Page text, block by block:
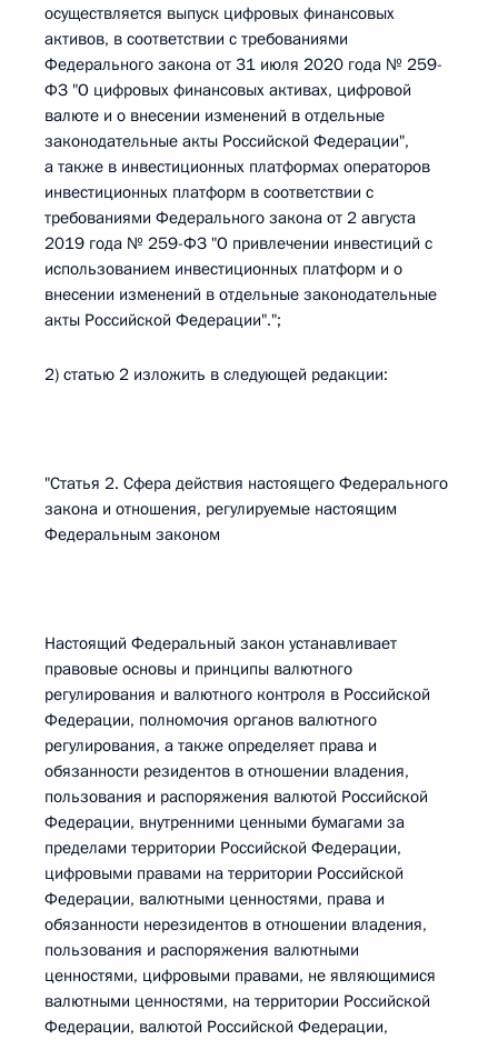
осуществляется выпуск цифровых финансовых
активов, в соответствии с требованиями
Федерального закона от 31 июля 2020 года № 259-
ФЗ "О цифровых финансовых активах, цифровой
валюте и о внесении изменений в отдельные
законодательные акты Российской Федерации",
а также в инвестиционных платформах операторов
инвестиционных платформ в соответствии с
требованиями Федерального закона от 2 августа
2019 года № 259-ФЗ "О привлечении инвестиций с
использованием инвестиционных платформ и о
внесении изменений в отдельные законодательные
акты Российской Федерации".";
2) статью 2 изложить в следующей редакции:
"Статья 2. Сфера действия настоящего Федерального
закона и отношения, регулируемые настоящим
Федеральным законом
Настоящий Федеральный закон устанавливает
правовые основы и принципы валютного
регулирования и валютного контроля в Российской
Федерации, полномочия органов валютного
регулирования, а также определяет права и
обязанности резидентов в отношении владения,
пользования и распоряжения валютой Российской
Федерации, внутренними ценными бумагами за
пределами территории Российской Федерации,
цифровыми правами на территории Российской
Федерации, валютными ценностями, права и
обязанности нерезидентов в отношении владения,
пользования и распоряжения валютными
ценностями, цифровыми правами, не являющимися
валютными ценностями, на территории Российской
Федерации, валютой Российской Федерации,